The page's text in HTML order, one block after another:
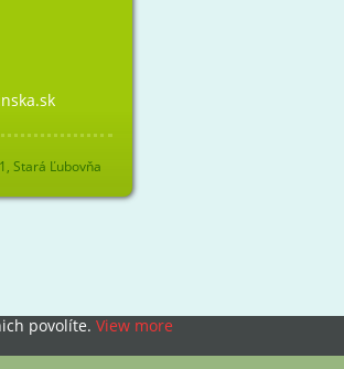
Stará Ľubovňa
povolíte. View more